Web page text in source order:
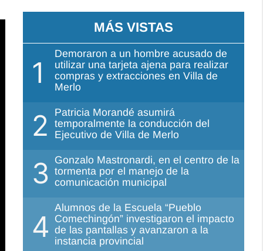
MÁS VISTAS
1
Demoraron a un hombre acusado de
utilizar una tarjeta ajena para realizar
compras y extracciones en Villa de
Merlo
2
Patricia Morandé asumirá
temporalmente la conducción del
Ejecutivo de Villa de Merlo
3 Gonzalo Mastronardi, en el centro de la
tormenta por el manejo de la
comunicación municipal
4
Alumnos de la Escuela “Pueblo
Comechingón” investigaron el impacto
de las pantallas y avanzaron a la
instancia provincial